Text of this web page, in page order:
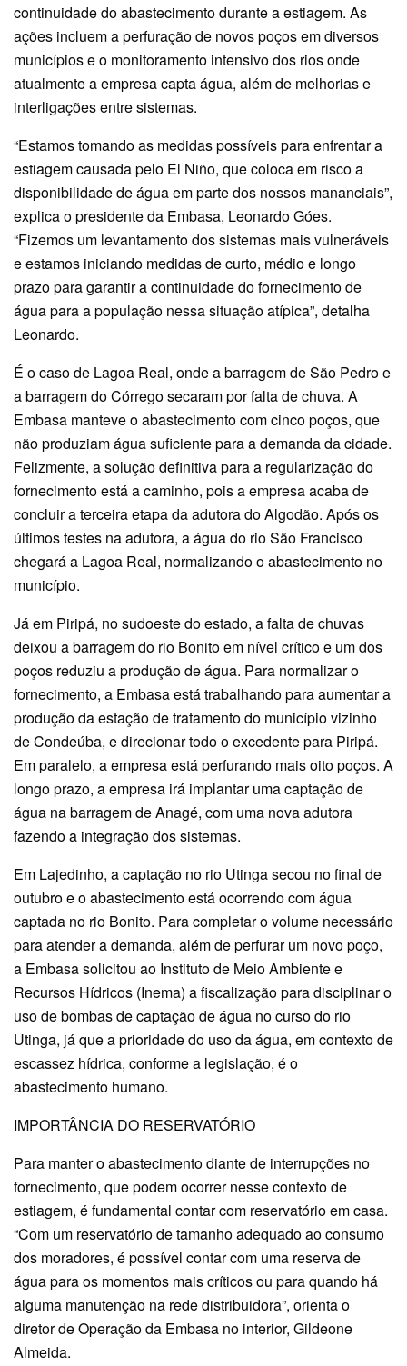
continuidade do abastecimento durante a estiagem. As
ações incluem a perfuração de novos poços em diversos
municípios e o monitoramento intensivo dos rios onde
atualmente a empresa capta água, além de melhorias e
interligações entre sistemas.
“Estamos tomando as medidas possíveis para enfrentar a
estiagem causada pelo El Niño, que coloca em risco a
disponibilidade de água em parte dos nossos mananciais”,
explica o presidente da Embasa, Leonardo Góes.
“Fizemos um levantamento dos sistemas mais vulneráveis
e estamos iniciando medidas de curto, médio e longo
prazo para garantir a continuidade do fornecimento de
água para a população nessa situação atípica”, detalha
Leonardo.
É o caso de Lagoa Real, onde a barragem de São Pedro e
a barragem do Córrego secaram por falta de chuva. A
Embasa manteve o abastecimento com cinco poços, que
não produziam água suficiente para a demanda da cidade.
Felizmente, a solução definitiva para a regularização do
fornecimento está a caminho, pois a empresa acaba de
concluir a terceira etapa da adutora do Algodão. Após os
últimos testes na adutora, a água do rio São Francisco
chegará a Lagoa Real, normalizando o abastecimento no
município.
Já em Piripá, no sudoeste do estado, a falta de chuvas
deixou a barragem do rio Bonito em nível crítico e um dos
poços reduziu a produção de água. Para normalizar o
fornecimento, a Embasa está trabalhando para aumentar a
produção da estação de tratamento do município vizinho
de Condeúba, e direcionar todo o excedente para Piripá.
Em paralelo, a empresa está perfurando mais oito poços. A
longo prazo, a empresa irá implantar uma captação de
água na barragem de Anagé, com uma nova adutora
fazendo a integração dos sistemas.
Em Lajedinho, a captação no rio Utinga secou no final de
outubro e o abastecimento está ocorrendo com água
captada no rio Bonito. Para completar o volume necessário
para atender a demanda, além de perfurar um novo poço,
a Embasa solicitou ao Instituto de Meio Ambiente e
Recursos Hídricos (Inema) a fiscalização para disciplinar o
uso de bombas de captação de água no curso do rio
Utinga, já que a prioridade do uso da água, em contexto de
escassez hídrica, conforme a legislação, é o
abastecimento humano.
IMPORTÂNCIA DO RESERVATÓRIO
Para manter o abastecimento diante de interrupções no
fornecimento, que podem ocorrer nesse contexto de
estiagem, é fundamental contar com reservatório em casa.
“Com um reservatório de tamanho adequado ao consumo
dos moradores, é possível contar com uma reserva de
água para os momentos mais críticos ou para quando há
alguma manutenção na rede distribuidora”, orienta o
diretor de Operação da Embasa no interior, Gildeone
Almeida.